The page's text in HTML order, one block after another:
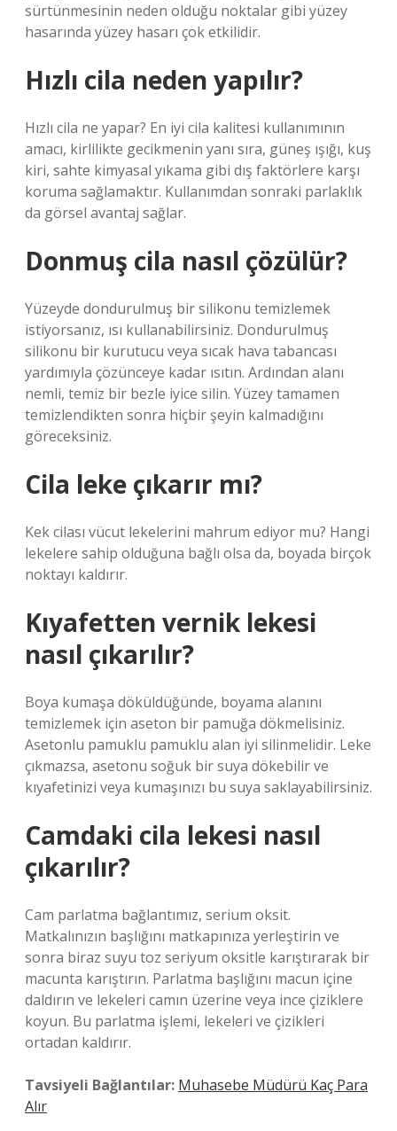
sürtünmesinin neden olduğu noktalar gibi yüzey
hasarında yüzey hasarı çok etkilidir.
Hızlı cila neden yapılır?
Hızlı cila ne yapar? En iyi cila kalitesi kullanımının
amacı, kirlilikte gecikmenin yanı sıra, güneş ışığı, kuş
kiri, sahte kimyasal yıkama gibi dış faktörlere karşı
koruma sağlamaktır. Kullanımdan sonraki parlaklık
da görsel avantaj sağlar.
Donmuş cila nasıl çözülür?
Yüzeyde dondurulmuş bir silikonu temizlemek
istiyorsanız, ısı kullanabilirsiniz. Dondurulmuş
silikonu bir kurutucu veya sıcak hava tabancası
yardımıyla çözünceye kadar ısıtın. Ardından alanı
nemli, temiz bir bezle iyice silin. Yüzey tamamen
temizlendikten sonra hiçbir şeyin kalmadığını
göreceksiniz.
Cila leke çıkarır mı?
Kek cilası vücut lekelerini mahrum ediyor mu? Hangi
lekelere sahip olduğuna bağlı olsa da, boyada birçok
noktayı kaldırır.
Kıyafetten vernik lekesi
nasıl çıkarılır?
Boya kumaşa döküldüğünde, boyama alanını
temizlemek için aseton bir pamuğa dökmelisiniz.
Asetonlu pamuklu pamuklu alan iyi silinmelidir. Leke
çıkmazsa, asetonu soğuk bir suya dökebilir ve
kıyafetinizi veya kumaşınızı bu suya saklayabilirsiniz.
Camdaki cila lekesi nasıl
çıkarılır?
Cam parlatma bağlantımız, serium oksit.
Matkalınızın başlığını matkapınıza yerleştirin ve
sonra biraz suyu toz seriyum oksitle karıştırarak bir
macunta karıştırın. Parlatma başlığını macun içine
daldırın ve lekeleri camın üzerine veya ince çiziklere
koyun. Bu parlatma işlemi, lekeleri ve çizikleri
ortadan kaldırır.
Tavsiyeli Bağlantılar: Muhasebe Müdürü Kaç Para
Alır